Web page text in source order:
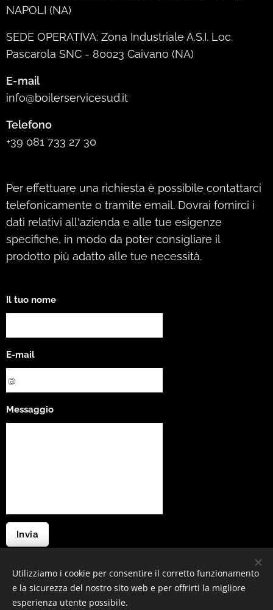
NAPOLI (NA)
SEDE OPERATIVA: Zona Industriale A.S.I. Loc.
Pascarola SNC - 80023 Caivano (NA)
E-mail
info@boilerservicesud.it
Telefono
+39 081 733 27 30
Per effettuare una richiesta è possibile contattarci
telefonicamente o tramite email. Dovrai fornirci i
dati relativi all'azienda e alle tue esigenze
specifiche, in modo da poter consigliare il
prodotto più adatto alle tue necessità.
Il tuo nome
E-mail
Messaggio
Invia
Utilizziamo i cookie per consentire il corretto funzionamento
e la sicurezza del nostro sito web e per offrirti la migliore
esperienza utente possibile.